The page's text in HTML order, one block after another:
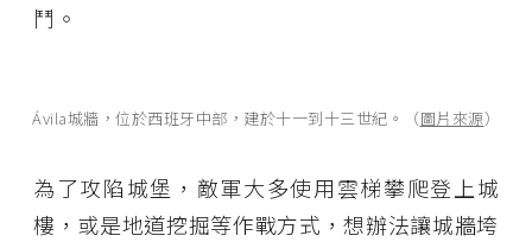
鬥。
Ávila城牆，位於西班牙中部，建於十一到十三世紀。（圖片來源）
為了攻陷城堡，敵軍大多使用雲梯攀爬登上城
樓，或是地道挖掘等作戰方式，想辦法讓城牆垮